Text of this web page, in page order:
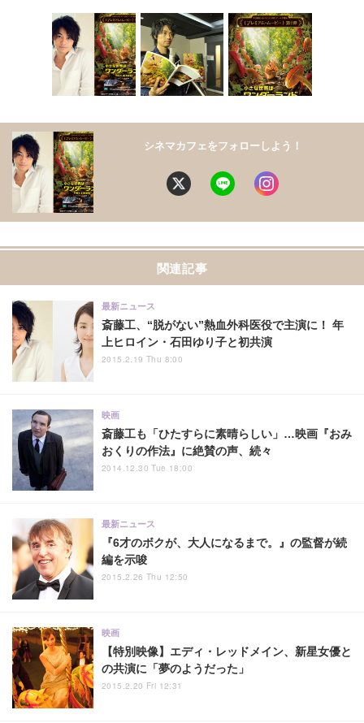
シネマカフェをフォローしよう！
関連記事
斎藤工、“脱がない”熱血外科医役で主演に！ 年
上ヒロイン・石田ゆり子と初共演
最新ニュース
2015.2.19 Thu 8:00
斎藤工も「ひたすらに素晴らしい」…映画『おみ
おくりの作法』に絶賛の声、続々
映画
2014.12.30 Tue 18:00
『6才のボクが、大人になるまで。』の監督が続
編を示唆
最新ニュース
2015.2.26 Thu 12:50
【特別映像】エディ・レッドメイン、新星女優と
の共演に「夢のようだった」
映画
2015.2.20 Fri 12:31